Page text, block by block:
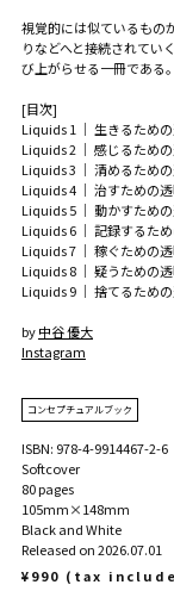
視覚的には似ているもの
りなどへと接続されてい
び上がらせる一冊である。
[目次]
Liquids 1 ｜ 生きるため
Liquids 2 ｜ 感じるため
Liquids 3 ｜ 清めるため
Liquids 4 ｜ 治すための
Liquids 5 ｜ 動かすため
Liquids 6 ｜ 記録するた
Liquids 7 ｜ 稼ぐための
Liquids 8 ｜ 疑うための
Liquids 9 ｜ 捨てるため
by中谷 優大
Instagram
コンセプチュアルブック
ISBN: 978-4-9914467-2-6
Softcover
80 pages
105mm×148mm
Black and White
Released on 2026.07.01
¥990 (tax